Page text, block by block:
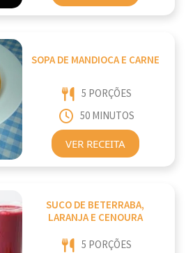
SOPA DE MANDIOCA E CARNE
5 PORÇÕES
50 MINUTOS
VER RECEITA
SUCO DE BETERRABA,
LARANJA E CENOURA
5 PORÇÕES